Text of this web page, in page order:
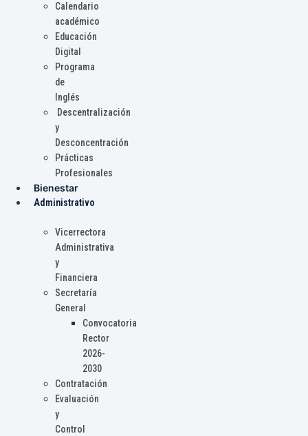
Calendario
académico
Educación
Digital
Programa
de
Inglés
Descentralización
y
Desconcentración
Prácticas
Profesionales
Bienestar
Administrativo
Vicerrectora
Administrativa
y
Financiera
Secretaría
General
Convocatoria
Rector
2026-
2030
Contratación
Evaluación
y
Control